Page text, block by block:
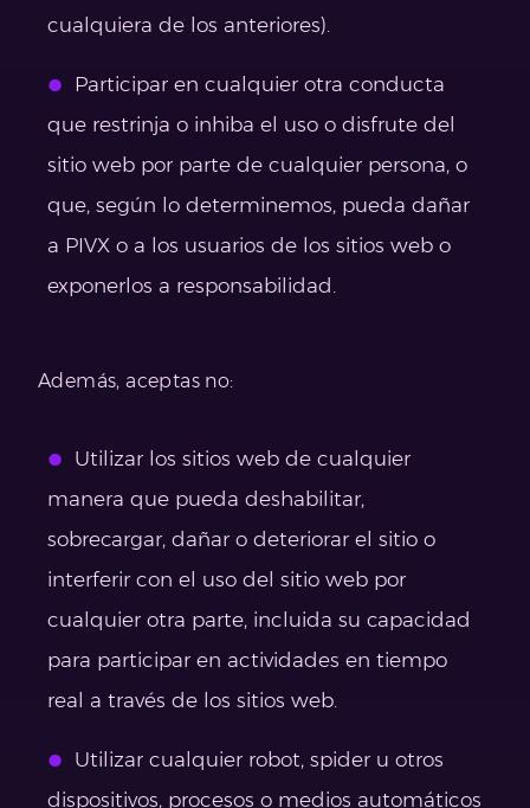
cualquiera de los anteriores).
Participar en cualquier otra conducta
que restrinja o inhiba el uso o disfrute del
sitio web por parte de cualquier persona, o
que, según lo determinemos, pueda dañar
a PIVX o a los usuarios de los sitios web o
exponerlos a responsabilidad.
Además, aceptas no:
Utilizar los sitios web de cualquier
manera que pueda deshabilitar,
sobrecargar, dañar o deteriorar el sitio o
interferir con el uso del sitio web por
cualquier otra parte, incluida su capacidad
para participar en actividades en tiempo
real a través de los sitios web.
Utilizar cualquier robot, spider u otros
dispositivos, procesos o medios automáticos